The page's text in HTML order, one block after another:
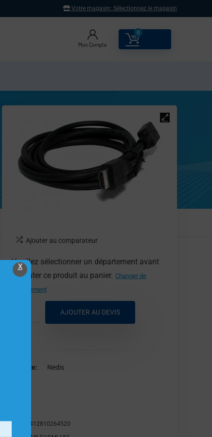
Votre magasin: Sélectionnez le magasin
Mon Compte
0
Ajouter au comparateur
Veuillez sélectionner un département avant
d'ajouter ce produit au panier. Changer de
département
AJOUTER AU DEVIS
Marque Nedis
5412810264520
X